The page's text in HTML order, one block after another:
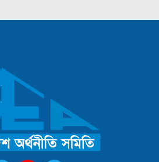
ও জগন্নাথ বিশ্ববিদ্যালয় যৌথ আয়োজনে
বাংলাদেশ অর্থনীতি সমিতি গভীরভাবে শোকাহত